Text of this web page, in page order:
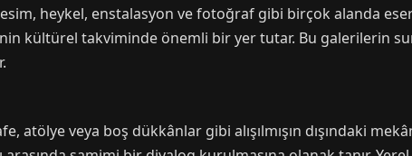
heykel, enstalasyon ve fotoğraf gibi birçok alanda
kültürel takviminde önemli bir yer tutar. Bu galerilerin
atölye veya boş dükkânlar gibi alışılmışın dışındaki